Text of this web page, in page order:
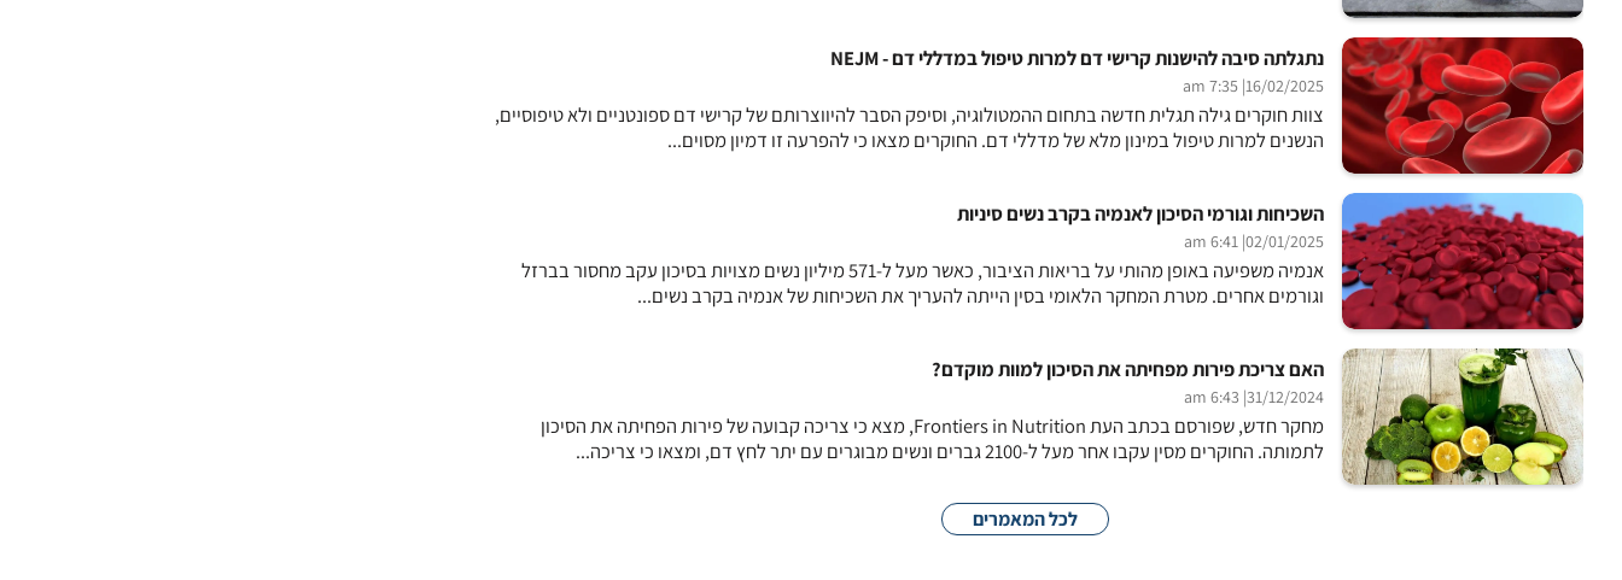
נתגלתה סיבה להישנות קרישי דם למרות טיפול במדללי דם - NEJM
16/02/2025
| 7:35 am
צוות חוקרים גילה תגלית חדשה בתחום ההמטולוגיה, וסיפק הסבר להיווצרותם של קרישי דם ספונטניים ולא טיפוסיים,
הנשנים למרות טיפול במינון מלא של מדללי דם. החוקרים מצאו כי להפרעה זו דמיון מסוים...
השכיחות וגורמי הסיכון לאנמיה בקרב נשים סיניות
02/01/2025
| 6:41 am
אנמיה משפיעה באופן מהותי על בריאות הציבור, כאשר מעל ל-571 מיליון נשים מצויות בסיכון עקב מחסור בברזל
וגורמים אחרים. מטרת המחקר הלאומי בסין הייתה להעריך את השכיחות של אנמיה בקרב נשים...
האם צריכת פירות מפחיתה את הסיכון למוות מוקדם?
31/12/2024
| 6:43 am
מחקר חדש, שפורסם בכתב העת Frontiers in Nutrition, מצא כי צריכה קבועה של פירות הפחיתה את הסיכון
לתמותה. החוקרים מסין עקבו אחר מעל ל-2100 גברים ונשים מבוגרים עם יתר לחץ דם, ומצאו כי צריכה...
לכל המאמרים